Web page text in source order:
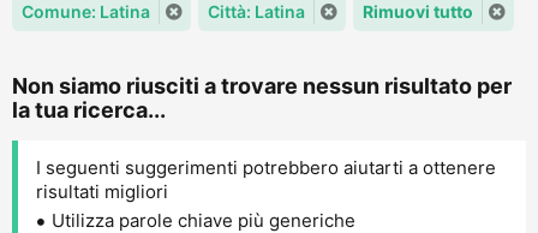
Comune: Latina Città: Latina Rimuovi tutto
Non siamo riusciti a trovare nessun risultato per
la tua ricerca...
I seguenti suggerimenti potrebbero aiutarti a ottenere
risultati migliori
Utilizza parole chiave più generiche